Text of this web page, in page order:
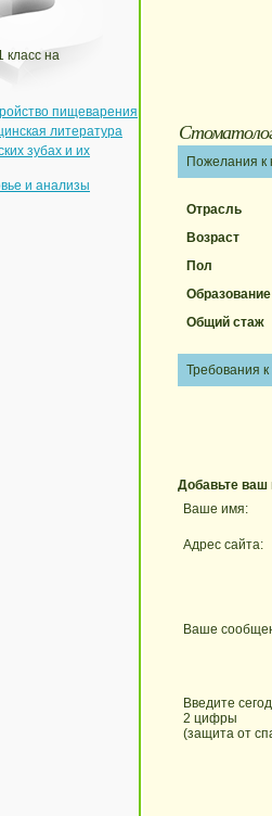
класс на
пищеварения
литература
зубах и их
и анализы
Пожелания к
Отрасль
Возраст
Пол
Образование
Общий стаж
Требования
Добавьте ваш
Ваше имя:
Адрес сайта:
Ваше
Введите
2 цифры
(защита от